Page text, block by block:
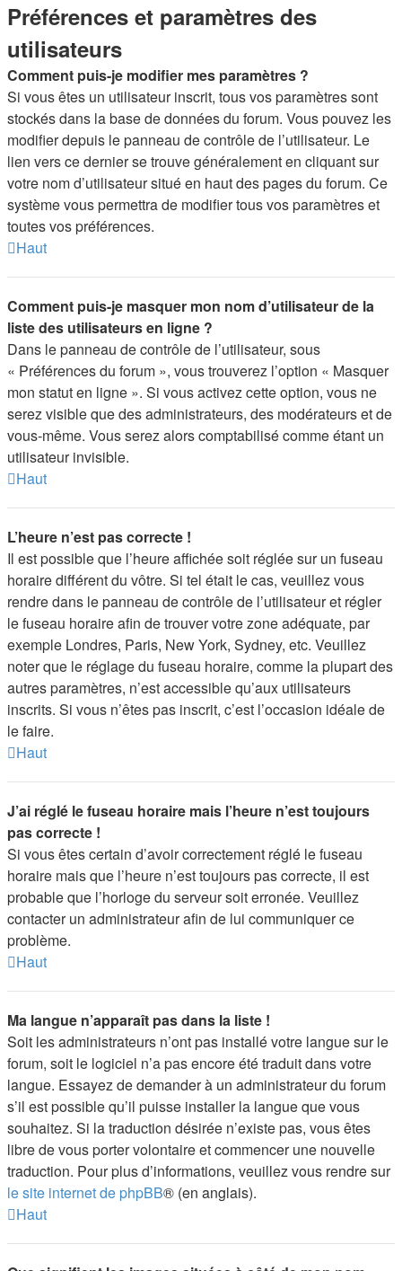
Préférences et paramètres des
utilisateurs
Comment puis-je modifier mes paramètres ?
Si vous êtes un utilisateur inscrit, tous vos paramètres sont
stockés dans la base de données du forum. Vous pouvez les
modifier depuis le panneau de contrôle de l’utilisateur. Le
lien vers ce dernier se trouve généralement en cliquant sur
votre nom d’utilisateur situé en haut des pages du forum. Ce
système vous permettra de modifier tous vos paramètres et
toutes vos préférences.
Haut
Comment puis-je masquer mon nom d’utilisateur de la
liste des utilisateurs en ligne ?
Dans le panneau de contrôle de l’utilisateur, sous
« Préférences du forum », vous trouverez l’option « Masquer
mon statut en ligne ». Si vous activez cette option, vous ne
serez visible que des administrateurs, des modérateurs et de
vous-même. Vous serez alors comptabilisé comme étant un
utilisateur invisible.
Haut
L’heure n’est pas correcte !
Il est possible que l’heure affichée soit réglée sur un fuseau
horaire différent du vôtre. Si tel était le cas, veuillez vous
rendre dans le panneau de contrôle de l’utilisateur et régler
le fuseau horaire afin de trouver votre zone adéquate, par
exemple Londres, Paris, New York, Sydney, etc. Veuillez
noter que le réglage du fuseau horaire, comme la plupart des
autres paramètres, n’est accessible qu’aux utilisateurs
inscrits. Si vous n’êtes pas inscrit, c’est l’occasion idéale de
le faire.
Haut
J’ai réglé le fuseau horaire mais l’heure n’est toujours
pas correcte !
Si vous êtes certain d’avoir correctement réglé le fuseau
horaire mais que l’heure n’est toujours pas correcte, il est
probable que l’horloge du serveur soit erronée. Veuillez
contacter un administrateur afin de lui communiquer ce
problème.
Haut
Ma langue n’apparaît pas dans la liste !
Soit les administrateurs n’ont pas installé votre langue sur le
forum, soit le logiciel n’a pas encore été traduit dans votre
langue. Essayez de demander à un administrateur du forum
s’il est possible qu’il puisse installer la langue que vous
souhaitez. Si la traduction désirée n’existe pas, vous êtes
libre de vous porter volontaire et commencer une nouvelle
traduction. Pour plus d’informations, veuillez vous rendre sur
le site internet de phpBB® (en anglais).
Haut